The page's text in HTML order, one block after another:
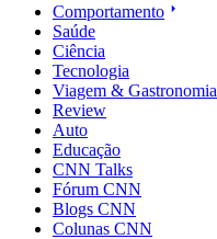
Comportamento
Saúde
Ciência
Tecnologia
Viagem & Gastronomia
Review
Auto
Educação
CNN Talks
Fórum CNN
Blogs CNN
Colunas CNN